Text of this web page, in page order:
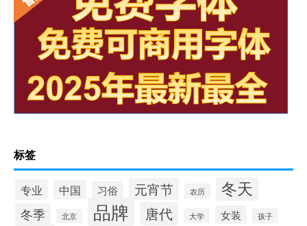
标签
专业 中国 习俗 元宵节 农历 冬天
冬季 北京 品牌 唐代 大学 女装 孩子